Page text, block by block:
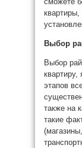
квартиры,
Выбор
Выбор
этапов
также на
такие